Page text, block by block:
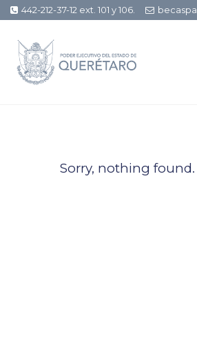
442-212-37-12 ext. 101 y 106.
Sorry, nothing found.